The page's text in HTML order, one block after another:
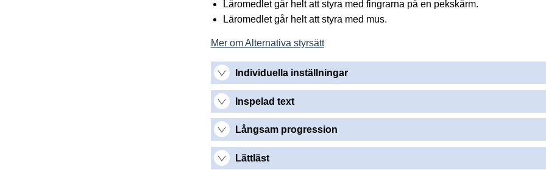
Läromedlet går helt att styra med fingrarna på en pekskärm.
Läromedlet går helt att styra med mus.
Mer om Alternativa styrsätt
Individuella inställningar
Inspelad text
Långsam progression
Lättläst